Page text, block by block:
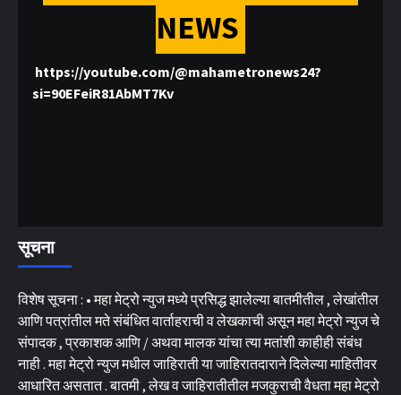
NEWS
https://youtube.com/@mahametronews24?
si=90EFeiR81AbMT7Kv
सूचना
विशेष सूचना : • महा मेट्रो न्युज मध्ये प्रसिद्ध झालेल्या बातमीतील , लेखांतील
आणि पत्रांतील मते संबंधित वार्ताहराची व लेखकाची असून महा मेट्रो न्युज चे
संपादक , प्रकाशक आणि / अथवा मालक यांचा त्या मतांशी काहीही संबंध
नाही . महा मेट्रो न्युज मधील जाहिराती या जाहिरातदाराने दिलेल्या माहितीवर
आधारित असतात . बातमी , लेख व जाहिरातीतील मजकुराची वैधता महा मेट्रो